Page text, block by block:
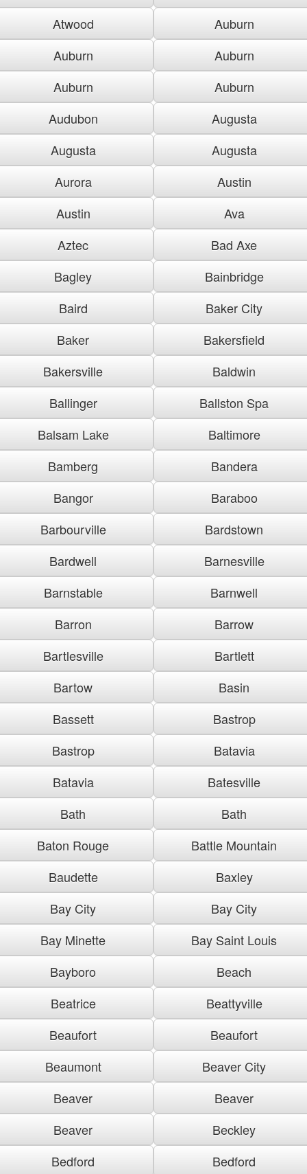
Atwood
Auburn
Auburn
Auburn
Auburn
Auburn
Audubon
Augusta
Augusta
Augusta
Aurora
Austin
Austin
Ava
Aztec
Bad Axe
Bagley
Bainbridge
Baird
Baker City
Baker
Bakersfield
Bakersville
Baldwin
Ballinger
Ballston Spa
Balsam Lake
Baltimore
Bamberg
Bandera
Bangor
Baraboo
Barbourville
Bardstown
Bardwell
Barnesville
Barnstable
Barnwell
Barron
Barrow
Bartlesville
Bartlett
Bartow
Basin
Bassett
Bastrop
Bastrop
Batavia
Batavia
Batesville
Bath
Bath
Baton Rouge
Battle Mountain
Baudette
Baxley
Bay City
Bay City
Bay Minette
Bay Saint Louis
Bayboro
Beach
Beatrice
Beattyville
Beaufort
Beaufort
Beaumont
Beaver City
Beaver
Beaver
Beaver
Beckley
Bedford
Bedford